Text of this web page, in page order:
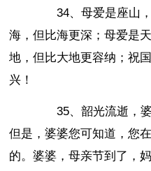
34、母爱是座山，
海，但比海更深；母爱是
地，但比大地更容纳；祝
兴！
35、韶光流逝，婆
但是，婆婆您可知道，您
的。婆婆，母亲节到了，